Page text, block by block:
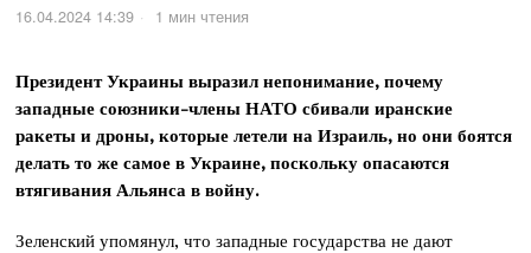
16.04.2024 14:39
1 мин чтения
Президент Украины выразил непонимание, почему
западные союзники-члены НАТО сбивали иранские
ракеты и дроны, которые летели на Израиль, но они боятся
делать то же самое в Украине, поскольку опасаются
втягивания Альянса в войну.
Зеленский упомянул, что западные государства не дают